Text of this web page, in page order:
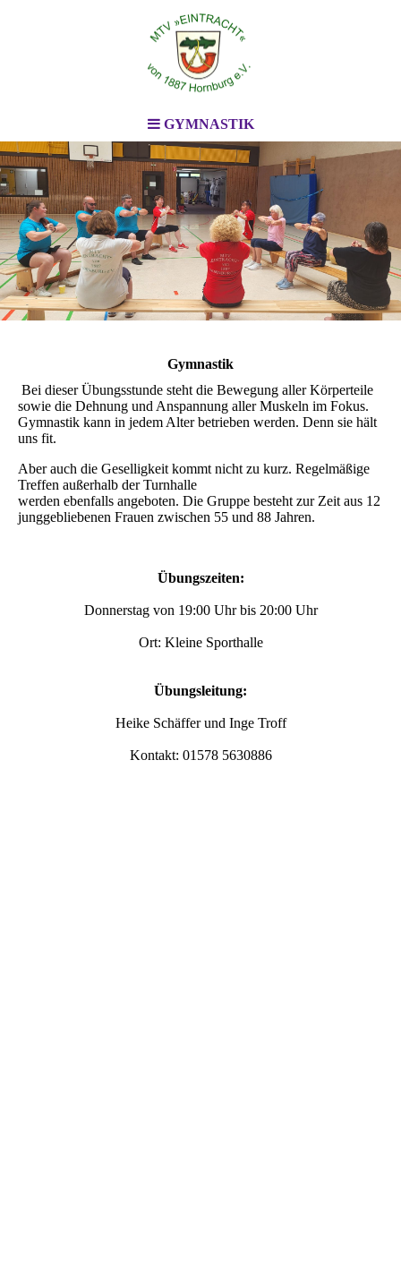
GYMNASTIK
Gymnastik
Bei dieser Übungsstunde steht die Bewegung aller Körperteile
sowie die Dehnung und Anspannung aller Muskeln im Fokus.
Gymnastik kann in jedem Alter betrieben werden. Denn sie hält
uns fit.
Aber auch die Geselligkeit kommt nicht zu kurz. Regelmäßige
Treffen außerhalb der Turnhalle
werden ebenfalls angeboten. Die Gruppe besteht zur Zeit aus 12
junggebliebenen Frauen zwischen 55 und 88 Jahren.
Übungszeiten:
Donnerstag von 19:00 Uhr bis 20:00 Uhr
Ort: Kleine Sporthalle
Übungsleitung:
Heike Schäffer und Inge Troff
Kontakt: 01578 5630886